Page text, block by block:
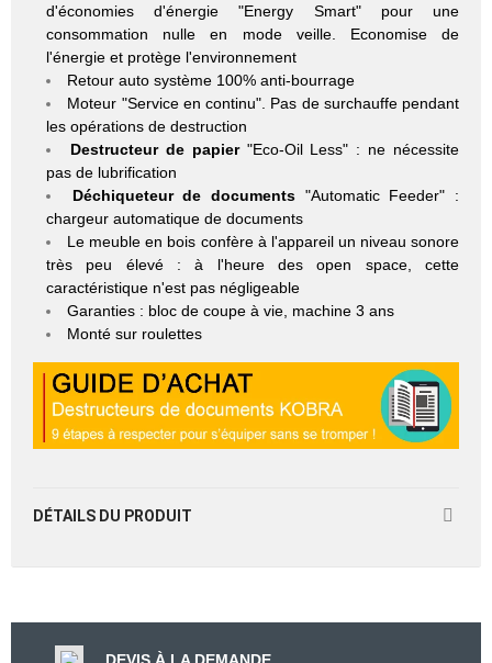
d'économies d'énergie "Energy Smart" pour une
consommation nulle en mode veille. Economise de
l'énergie et protège l'environnement
Retour auto système 100% anti-bourrage
Moteur "Service en continu". Pas de surchauffe pendant
les opérations de destruction
Destructeur de papier"Eco-Oil Less" : ne nécessite
pas de lubrification
Déchiqueteur de documents "Automatic Feeder" :
chargeur automatique de documents
Le meuble en bois confère à l'appareil un niveau sonore
très peu élevé : à l'heure des open space, cette
caractéristique n'est pas négligeable
Garanties : bloc de coupe à vie, machine 3 ans
Monté sur roulettes
DÉTAILS DU PRODUIT
DEVIS À LA DEMANDE